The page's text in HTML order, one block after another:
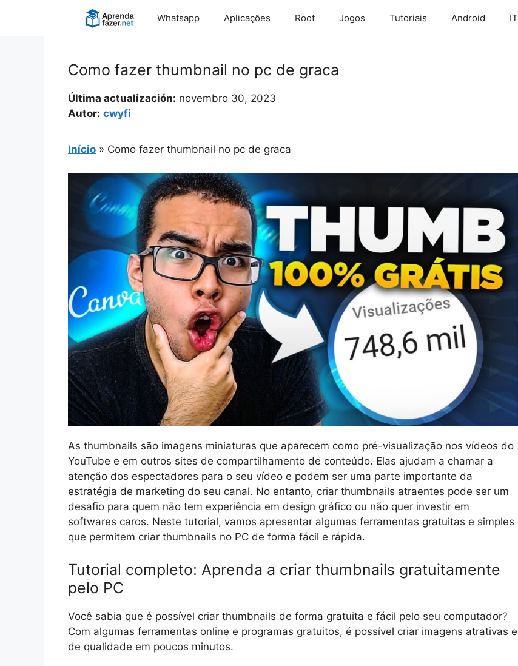
Whatsapp Aplicações Root Jogos Tutoriais Android IT
Como fazer thumbnail no pc de graca
Última actualización: novembro 30, 2023
Autor: cwyfi
Início » Como fazer thumbnail no pc de graca
As thumbnails são imagens miniaturas que aparecem como pré-visualização nos vídeos do
YouTube e em outros sites de compartilhamento de conteúdo. Elas ajudam a chamar a
atenção dos espectadores para o seu vídeo e podem ser uma parte importante da
estratégia de marketing do seu canal. No entanto, criar thumbnails atraentes pode ser um
desafio para quem não tem experiência em design gráfico ou não quer investir em
softwares caros. Neste tutorial, vamos apresentar algumas ferramentas gratuitas e simples
que permitem criar thumbnails no PC de forma fácil e rápida.
Tutorial completo: Aprenda a criar thumbnails gratuitamente
pelo PC
Você sabia que é possível criar thumbnails de forma gratuita e fácil pelo seu computador?
Com algumas ferramentas online e programas gratuitos, é possível criar imagens atrativas e
de qualidade em poucos minutos.